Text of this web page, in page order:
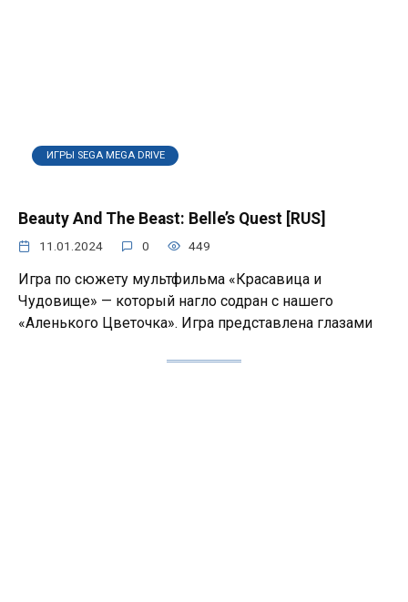
ИГРЫ SEGA MEGA DRIVE
Beauty And The Beast: Belle’s Quest [RUS]
11.01.2024 0 449
Игра по сюжету мультфильма «Красавица и
Чудовище» — который нагло содран с нашего
«Аленького Цветочка». Игра представлена глазами